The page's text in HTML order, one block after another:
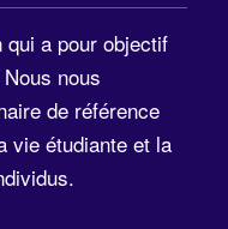
qui a pour objectif
nous
de référence
vie étudiante et la